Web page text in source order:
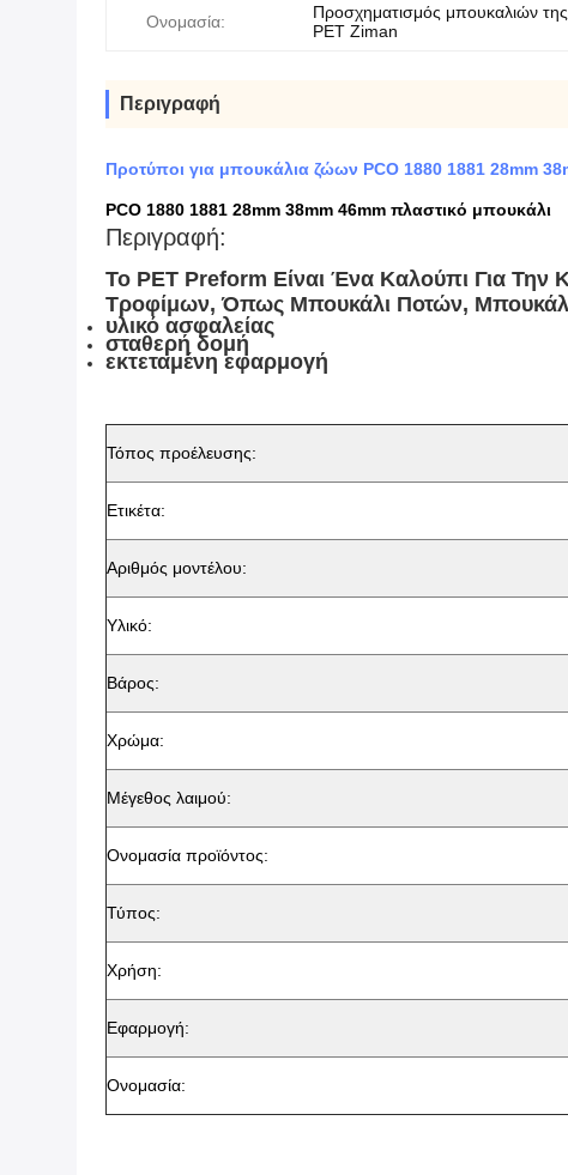
Ονομασία:
Προσχηματισμός μπουκαλιών της
PET Ziman
Περιγραφή
Προτύποι για μπουκάλια ζώων PCO 1880 1881 28mm
PCO 1880 1881 28mm 38mm 46mm πλαστικό μπουκάλι
Περιγραφή:
Το PET Preform Είναι Ένα Καλούπι Για
Τροφίμων, Όπως Μπουκάλι Ποτών,
υλικό ασφαλείας
σταθερή δομή
εκτεταμένη εφαρμογή
Τόπος προέλευσης:
Ετικέτα:
Αριθμός μοντέλου:
Υλικό:
Βάρος:
Χρώμα:
Μέγεθος λαιμού:
Ονομασία προϊόντος:
Τύπος:
Χρήση:
Εφαρμογή:
Ονομασία: